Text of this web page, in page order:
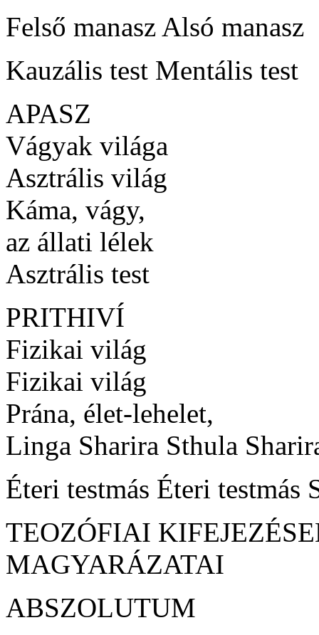
Felső manasz Alsó manasz
Kauzális test Mentális test
APASZ
Vágyak világa
Asztrális világ
Káma, vágy,
az állati lélek
Asztrális test
PRITHIVÍ
Fizikai világ
Fizikai világ
Prána, élet-lehelet,
Linga Sharira Sthula
Éteri testmás Éteri testmás
TEOZÓFIAI
MAGYARÁZATAI
ABSZOLUTUM